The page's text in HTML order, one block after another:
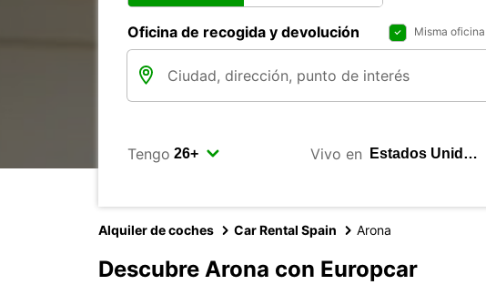
Oficina de recogida y devolución Misma
Tengo Vivo en
Alquiler de coches Car Rental Spain Arona
Descubre Arona con Europcar